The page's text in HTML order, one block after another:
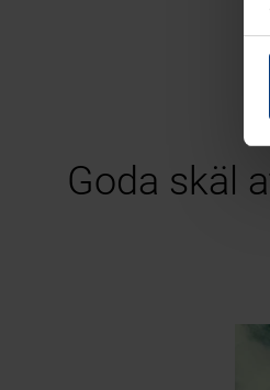
Goda skäl